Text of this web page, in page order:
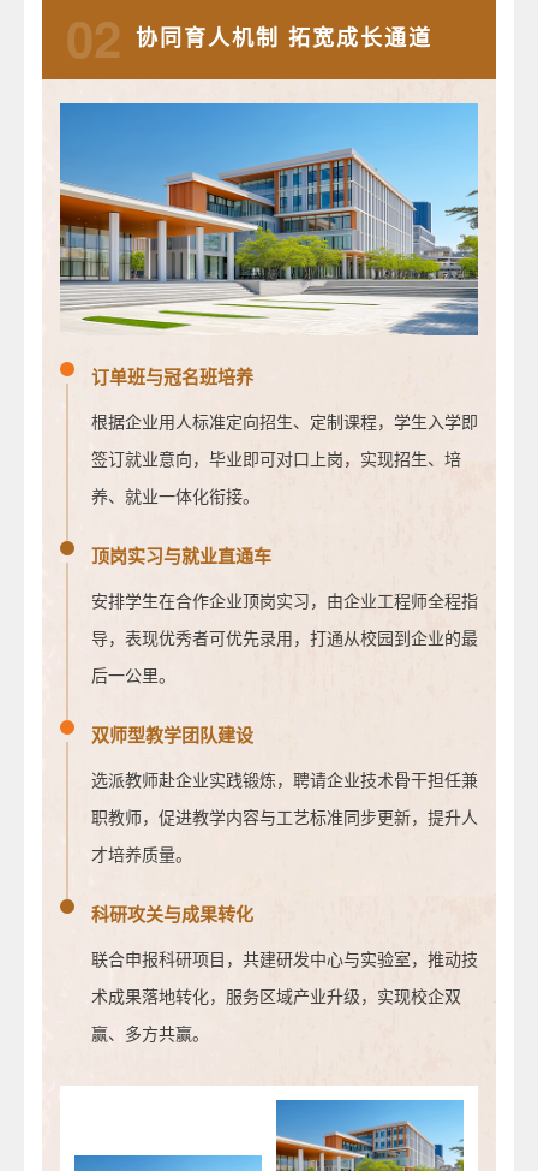
02 协同育人机制 拓宽成长通道
订单班与冠名班培养
根据企业用人标准定向招生、定制课程，学生入学即
签订就业意向，毕业即可对口上岗，实现招生、培
养、就业一体化衔接。
顶岗实习与就业直通车
安排学生在合作企业顶岗实习，由企业工程师全程指
导，表现优秀者可优先录用，打通从校园到企业的最
后一公里。
双师型教学团队建设
选派教师赴企业实践锻炼，聘请企业技术骨干担任兼
职教师，促进教学内容与工艺标准同步更新，提升人
才培养质量。
科研攻关与成果转化
联合申报科研项目，共建研发中心与实验室，推动技
术成果落地转化，服务区域产业升级，实现校企双
赢、多方共赢。